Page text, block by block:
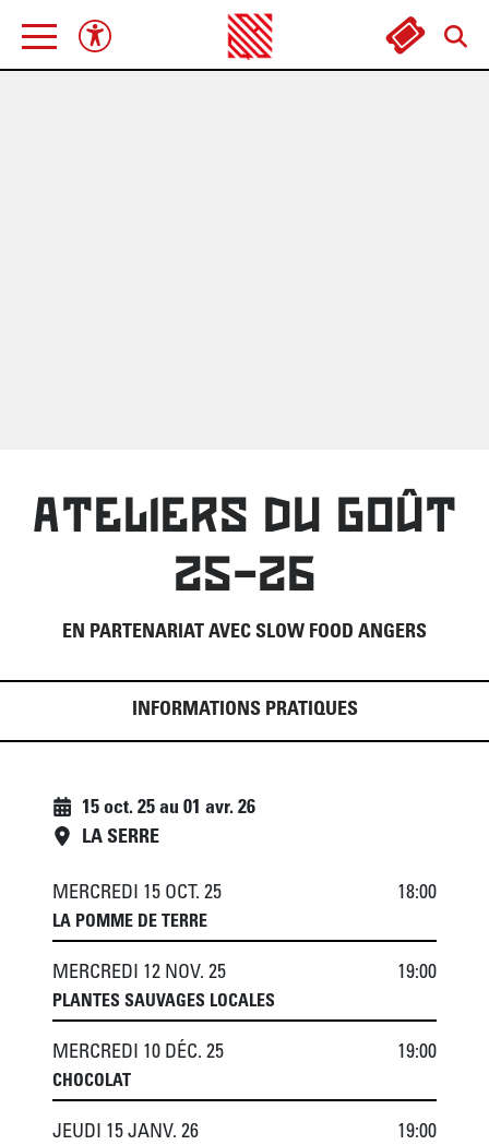
ATELIERS DU GOÛT
25-26
EN PARTENARIAT AVEC SLOW FOOD ANGERS
INFORMATIONS PRATIQUES
15 oct. 25 au 01 avr. 26
LA SERRE
MERCREDI 15 OCT. 25 18:00
LA POMME DE TERRE
MERCREDI 12 NOV. 25 19:00
PLANTES SAUVAGES LOCALES
MERCREDI 10 DÉC. 25 19:00
CHOCOLAT
JEUDI 15 JANV. 26 19:00